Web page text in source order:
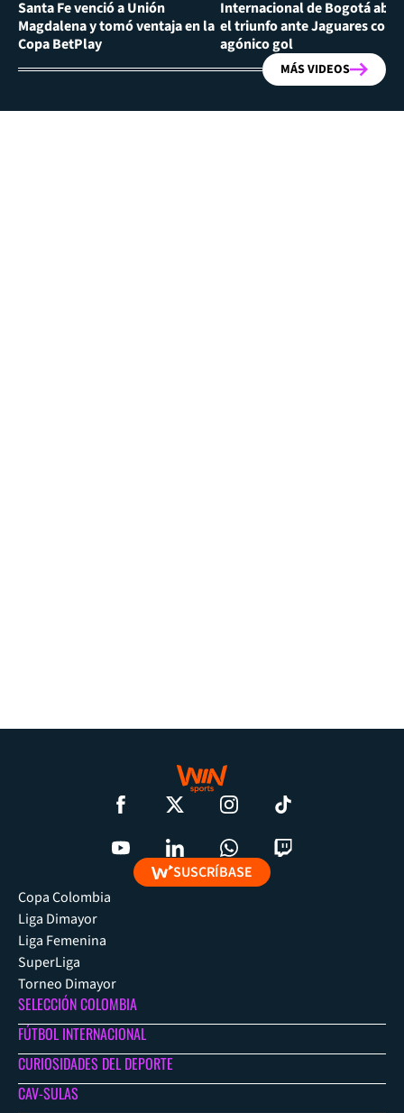
Santa Fe venció a Unión
Magdalena y tomó ventaja en la
Copa BetPlay
Internacional de Bogotá
el triunfo ante Jaguares con
agónico gol
MÁS VIDEOS
SUSCRÍBASE
Copa Colombia
Liga Dimayor
Liga Femenina
SuperLiga
Torneo Dimayor
SELECCIÓN COLOMBIA
FÚTBOL INTERNACIONAL
CURIOSIDADES DEL DEPORTE
CAV-SULAS